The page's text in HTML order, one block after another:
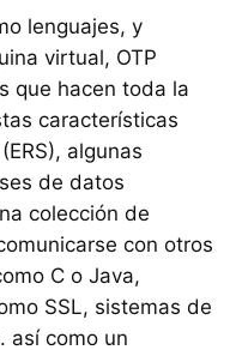
lenguajes, y
virtual, OTP
que hacen toda la
características
algunas
de datos
colección de
con otros
C o Java,
SSL, sistemas de
así como un